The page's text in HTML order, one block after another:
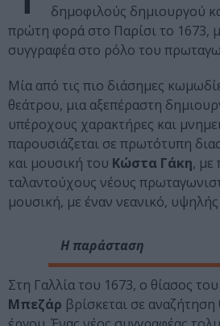
δημοφιλούς δημιουργού
πρώτη φορά στο Παρίσι το 1673,
συγγραφέα στο ρόλο του
Μία από τις πιο διάσημες
θεάτρου, μια αξεπέραστη
υπέροχους χαρακτήρες και
παρουσιάζεται σε πρωτότυπη
και μουσική του Κώστα Γάκη, με
ταλαντούχους νέους
μουσική, με έναν νεανικό, υψηλής
Η παράσταση
Στη Γαλλία του 1673, ο θίασος
Μπεζάρ βρίσκεται σε αναζήτηση